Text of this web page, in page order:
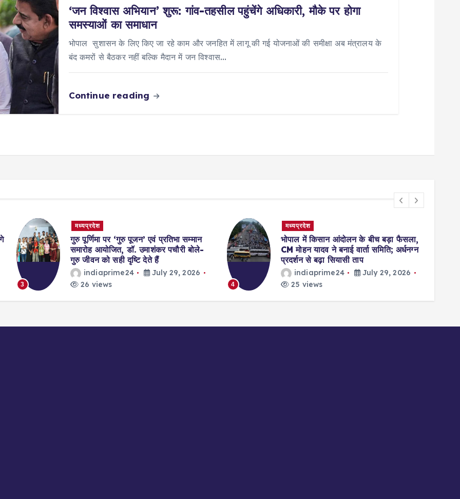
‘जन विश्वास अभियान’ शुरू: गांव-तहसील पहुंचेंगे अधिकारी, मौके पर होगा
समस्याओं का समाधान
भोपाल सुशासन के लिए किए जा रहे काम और जनहित में लागू की गई योजनाओं की समीक्षा अब मंत्रालय के
बंद कमरों से बैठकर नहीं बल्कि मैदान में जन विश्वास…
Continue reading
3
मध्यप्रदेश
गुरु पूर्णिमा पर ‘गुरु पूजन’ एवं प्रतिभा सम्मान
समारोह आयोजित, डॉ. उमाशंकर पचौरी बोले-
गुरु जीवन को सही दृष्टि देते हैं
indiaprime24
July 29, 2026
26 views
4
मध्यप्रदेश
भोपाल में किसान आंदोलन के बीच बड़ा फैसला,
CM मोहन यादव ने बनाई वार्ता समिति; अर्धनग्न
प्रदर्शन से बढ़ा सियासी ताप
indiaprime24
July 29, 2026
25 views